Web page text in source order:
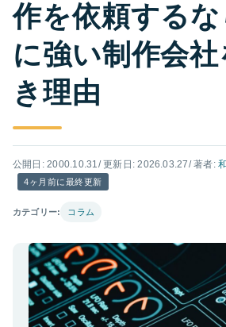
作を依頼する
に強い制作会
き理由
公開日: 2000.10.31/ 更新日: 2026.03.27/ 著者:
4ヶ月前に最終更新
カテゴリー: コラム